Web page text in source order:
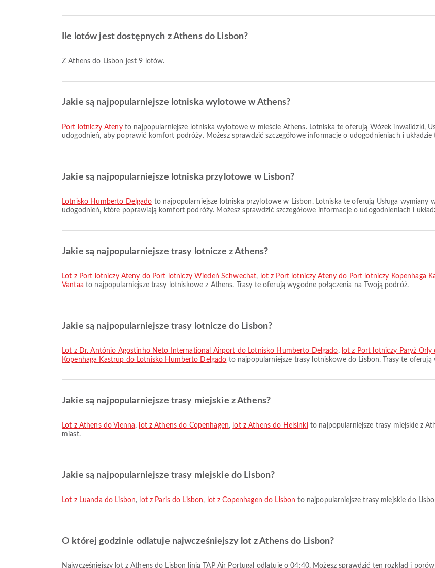
Ile lotów jest dostępnych z Athens do Lisbon?
Z Athens do Lisbon jest 9 lotów.
Jakie są najpopularniejsze lotniska wylotowe w Athens?
Port lotniczy Atenyto najpopularniejsze lotniska wylotowe w mieście Athens. Lotniska te oferują Wózek inwalidzki,
udogodnień, aby poprawić komfort podróży. Możesz sprawdzić szczegółowe informacje o udogodnieniach i
Jakie są najpopularniejsze lotniska przylotowe w Lisbon?
Lotnisko Humberto Delgado to najpopularniejsze lotniska przylotowe w Lisbon. Lotniska te oferują Usługa wymiany
udogodnień, które poprawiają komfort podróży. Możesz sprawdzić szczegółowe informacje o udogodnieniach i
Jakie są najpopularniejsze trasy lotnicze z Athens?
lot z Port lotniczy Ateny do Port lotniczy Wiedeń Schwechat, lot z Port lotniczy Ateny do Port lotniczy Kopenhaga
Vantaa to najpopularniejsze trasy lotniskowe z Athens. Trasy te oferują wygodne połączenia na Twoją podróż.
Jakie są najpopularniejsze trasy lotnicze do Lisbon?
lot z Dr. António Agostinho Neto International Airport do Lotnisko Humberto Delgado, lot z Port lotniczy Paryż
Kopenhaga Kastrup do Lotnisko Humberto Delgado to najpopularniejsze trasy lotniskowe do Lisbon. Trasy te oferują
Jakie są najpopularniejsze trasy miejskie z Athens?
lot z Athens do Vienna, lot z Athens do Copenhagen, lot z Athens do Helsinkito najpopularniejsze trasy miejskie z
miast.
Jakie są najpopularniejsze trasy miejskie do Lisbon?
lot z Luanda do Lisbon, lot z Paris do Lisbon, lot z Copenhagen do Lisbon to najpopularniejsze trasy miejskie do
O której godzinie odlatuje najwcześniejszy lot z Athens do Lisbon?
Najwcześniejszy lot z Athens do Lisbon linią TAP Air Portugal odlatuje o 04:40. Możesz sprawdzić ten rozkład i